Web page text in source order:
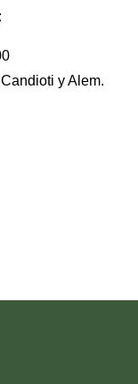
y Alem.